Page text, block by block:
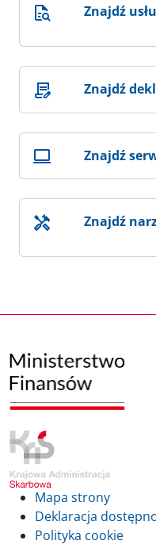
Znajdź
Znajdź
Znajdź
Znajdź
Mapa strony
Deklaracja
Polityka cookie